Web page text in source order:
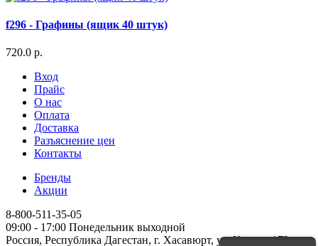
f296 - Графины (ящик 40 штук)
720.0 р.
Вход
Прайс
О нас
Оплата
Доставка
Разъяснение цен
Контакты
Бренды
Акции
8-800-511-35-05
09:00 - 17:00 Понедельник выходной
Россия, Республика Дагестан, г. Хасавюрт, ул. Кирова 172